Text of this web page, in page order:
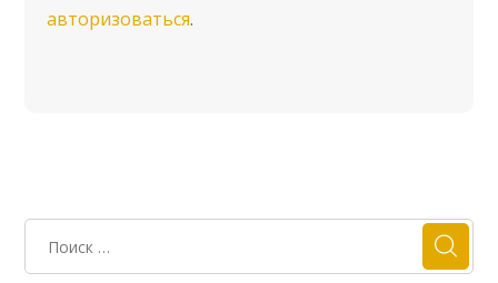
авторизоваться.